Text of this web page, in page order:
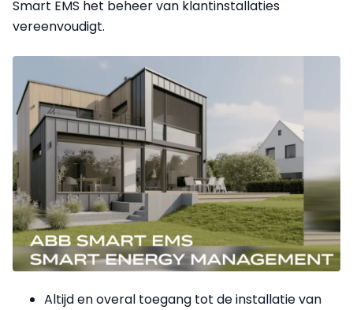
Smart EMS het beheer van klantinstallaties
vereenvoudigt.
Altijd en overal toegang tot de installatie van